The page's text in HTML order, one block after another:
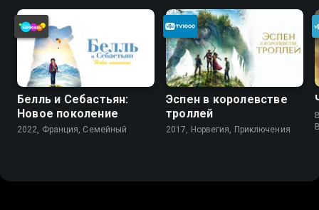
Белль и Себастьян:
Новое поколение
2022, Франция, Cемейный
Эспен в королевстве
троллей
2017, Норвегия, Приключения